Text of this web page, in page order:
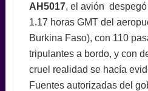
AH5017, el avión
1.17 horas GMT del
Burkina Faso), con 110
tripulantes a bordo, y con
cruel realidad se hacía
Fuentes autorizadas del